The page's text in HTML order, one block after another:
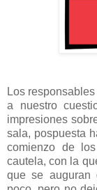
Los
a nuestro
impresiones
sala, pospuesta
comienzo de
cautela, con la
que se auguran